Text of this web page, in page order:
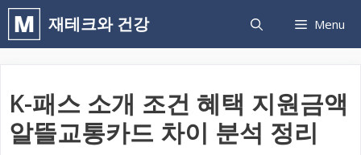
컨
텐
건
너
재테크와 건강 Menu
K-패스 소개 조건 혜택 지원금액
알뜰교통카드 차이 분석 정리